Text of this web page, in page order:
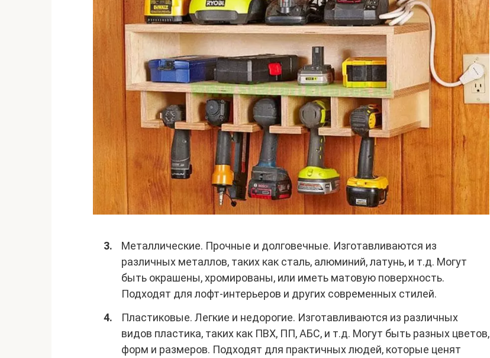
Металлические. Прочные и долговечные. Изготавливаются из
различных металлов, таких как сталь, алюминий, латунь, и т.д. Могут
быть окрашены, хромированы, или иметь матовую поверхность.
Подходят для лофт-интерьеров и других современных стилей.
Пластиковые. Легкие и недорогие. Изготавливаются из различных
видов пластика, таких как ПВХ, ПП, АБС, и т.д. Могут быть разных цветов,
форм и размеров. Подходят для практичных людей, которые ценят